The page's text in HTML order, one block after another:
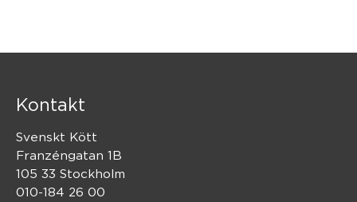
Kontakt
Svenskt Kött
Franzéngatan 1B
105 33 Stockholm
010-184 26 00